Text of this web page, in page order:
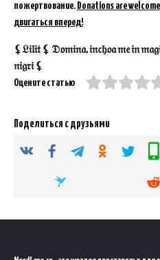
пожертвование. Donations are
двигаться вперед!
⚸𝔏𝔦𝔩𝔦𝔱 ⚸ 𝔇𝔬𝔪𝔦𝔫𝔞, 𝔦𝔫𝔠𝔥𝔬𝔞 𝔪𝔢 𝔦𝔫
𝔫𝔦𝔤𝔯𝔦 ⚸
Оцените статью
Поделиться с друзьями